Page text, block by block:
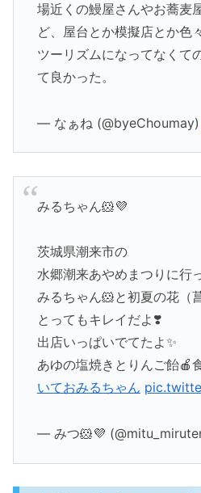
場近くの鰻屋さんやお蕎麦
ど、屋台とか模擬店とか色
ツーリズムになってなくて
て良かった。
— なぁね (@byeChoumay)
みるちゃん🐹💜
茨城県潮来市の
水郷潮来あやめまつりに行
みるちゃん🐹と初夏の花（
とってもキレイだよ❣️
出店いっぱいでてたよ✨
あゆの塩焼きとりんご飴🍎
いておみるちゃん
— みつ🐹💜